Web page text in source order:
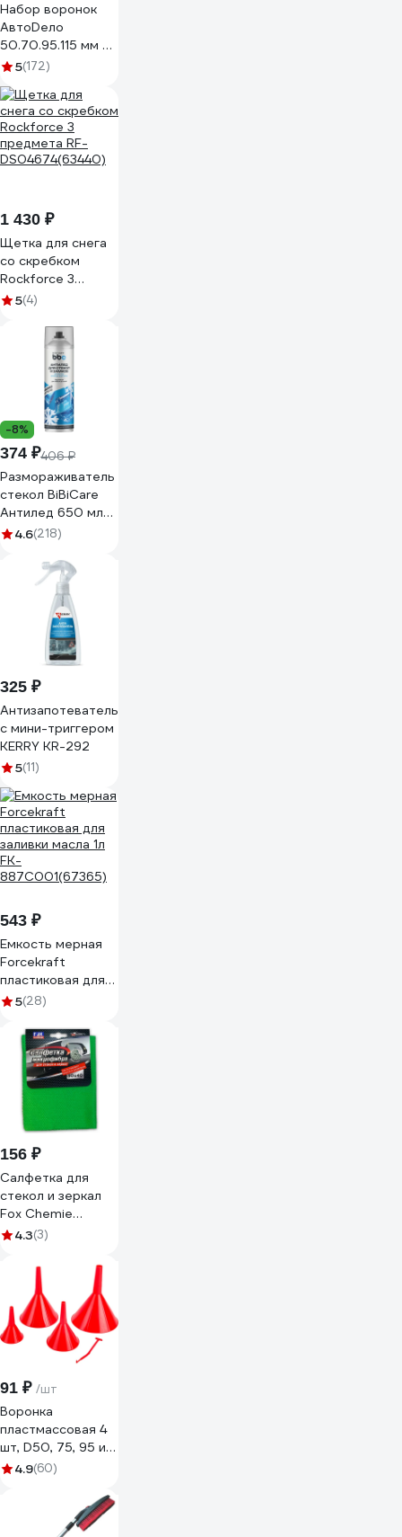
Набор воронок
АвтоDело
50.70.95.115 мм 4
шт. 42104 15165
5(172)
1 430 ₽
Щетка для снега
со скребком
Rockforce 3
предмета RF-
5(4)
-8%
374 ₽406 ₽
Размораживатель
стекол BiBiCare
Антилед 650 мл
4037
4.6(218)
325 ₽
Антизапотеватель
с мини-триггером
KERRY KR-292
5(11)
543 ₽
Емкость мерная
Forcekraft
пластиковая для
заливки масла 1л
887C001(67365)
5(28)
156 ₽
Салфетка для
стекол и зеркал
Fox Chemie
микрофибра,
4.3(3)
91 ₽ /шт
Воронка
пластмассовая 4
шт, D50, 75, 95 и
115 мм REDMARK
4.9(60)